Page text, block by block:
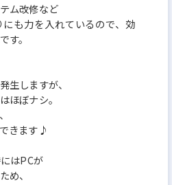
ム改修など
も力を入れているので、効
す。
生しますが、
ほぼナシ。
きます♪
はPCが
め、